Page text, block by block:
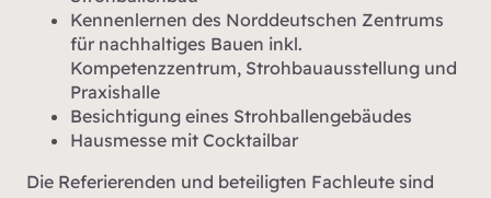
Kennenlernen des Norddeutschen Zentrums
für nachhaltiges Bauen inkl.
Kompetenzzentrum, Strohbauausstellung und
Praxishalle
Besichtigung eines Strohballengebäudes
Hausmesse mit Cocktailbar
Die Referierenden und beteiligten Fachleute sind